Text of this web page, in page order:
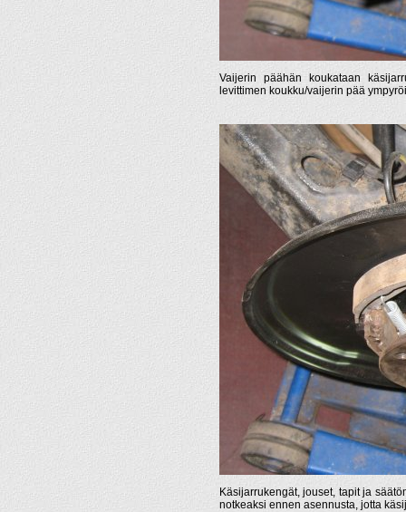
Vaijerin päähän koukataan
levittimen koukku/vaijerin pää
Käsijarrukengät, jouset, tapit ja
notkeaksi ennen asennusta, jotta